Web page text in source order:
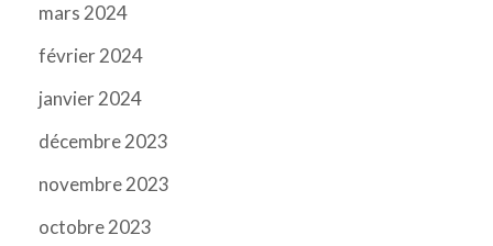
mars 2024
février 2024
janvier 2024
décembre 2023
novembre 2023
octobre 2023